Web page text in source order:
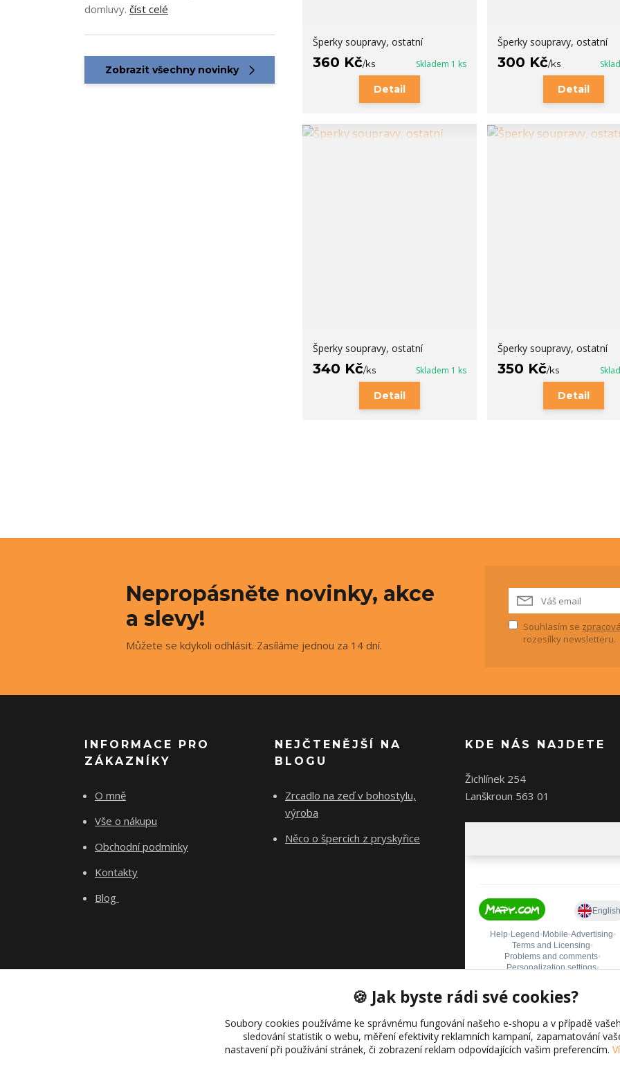
Šperky soupravy, ostatní
360 Kč/ks Skladem 1 ks
Detail
Šperky soupravy, ostatní
300 Kč/ks
Detail
Šperky soupravy, ostatní
340 Kč/ks Skladem 1 ks
Detail
Šperky soupravy, ostatní
350 Kč/ks
Detail
domluvy. číst celé
Zobrazit všechny novinky
Nepropásněte novinky, akce
a slevy!
Můžete se kdykoli odhlásit. Zasíláme jednou za 14 dní.
Souhlasím se
rozesílky newsletteru.
INFORMACE PRO
ZÁKAZNÍKY
O mně
Vše o nákupu
Obchodní podmínky
Kontakty
Blog
NEJČTENĚJŠÍ NA
BLOGU
Zrcadlo na zeď v bohostylu,
výroba
Něco o špercích z pryskyřice
KDE NÁS NAJDETE
Žichlínek 254
Lanškroun 563 01
🍪 Jak byste rádi své cookies?
Soubory cookies používáme ke správnému fungování našeho e-shopu a v případě
sledování statistik o webu, měření efektivity reklamních kampaní, zapamatování
nastavení při používání stránek, či zobrazení reklam odpovídajících vašim preferencím.